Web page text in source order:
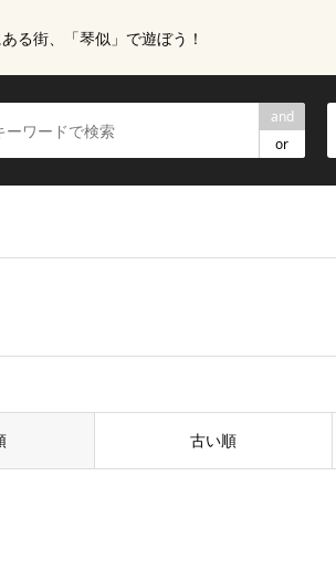
る街、「琴似」で遊ぼう！
and
or
古い順